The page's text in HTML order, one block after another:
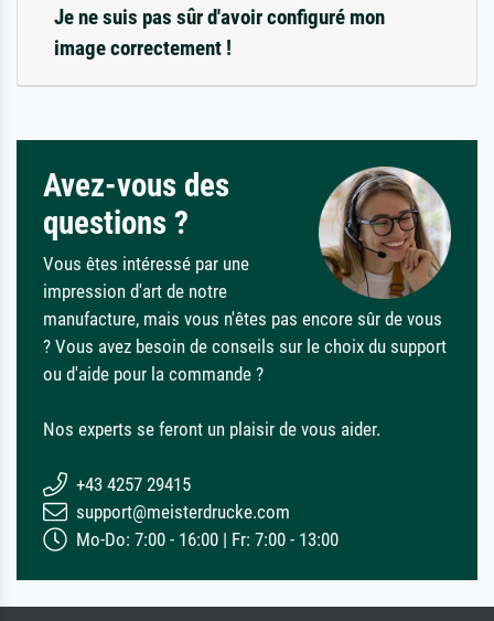
Je ne suis pas sûr d'avoir configuré mon
image correctement !
Avez-vous des
questions ?
Vous êtes intéressé par une
impression d'art de notre
manufacture, mais vous n'êtes pas encore sûr de vous
? Vous avez besoin de conseils sur le choix du support
ou d'aide pour la commande ?
Nos experts se feront un plaisir de vous aider.
+43 4257 29415
support@meisterdrucke.com
Mo-Do: 7:00 - 16:00 | Fr: 7:00 - 13:00